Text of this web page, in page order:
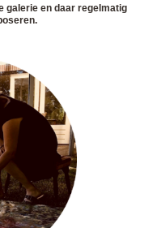
galerie en daar regelmatig